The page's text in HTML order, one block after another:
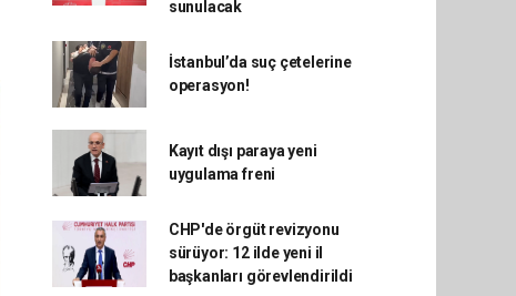
sunulacak
İstanbul’da suç çetelerine
operasyon!
Kayıt dışı paraya yeni
uygulama freni
CHP'de örgüt revizyonu
sürüyor: 12 ilde yeni il
başkanları görevlendirildi